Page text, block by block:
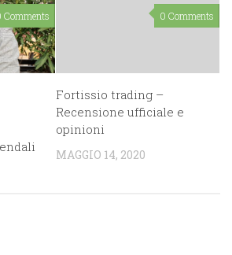
Comments 0 Comments
Fortissio trading –
Recensione ufficiale e
opinioni
MAGGIO 14, 2020